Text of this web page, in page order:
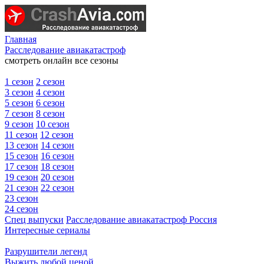
Главная
Расследование авиакатастроф
смотреть онлайн все сезоны
1 сезон 2 сезон
3 сезон 4 сезон
5 сезон 6 сезон
7 сезон 8 сезон
9 сезон 10 сезон
11 сезон 12 сезон
13 сезон 14 сезон
15 сезон 16 сезон
17 сезон 18 сезон
19 сезон 20 сезон
21 сезон 22 сезон
23 сезон
24 сезон
Спец выпуски Расследование авиакатастроф Россия
Интересные сериалы
Разрушители легенд
Выжить любой ценой